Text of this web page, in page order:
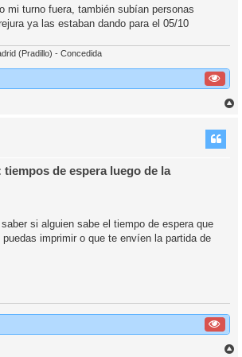
mi turno fuera, también subían personas
ya las estaban dando para el 05/10
(Pradillo) - Concedida
tiempos de espera luego de la
si alguien sabe el tiempo de espera que
imprimir o que te envíen la partida de